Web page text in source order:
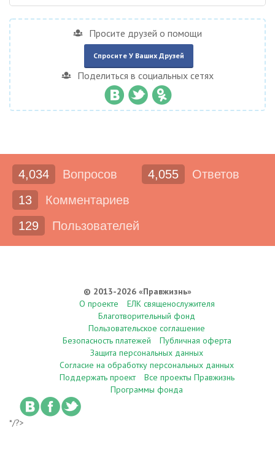
Просите друзей о помощи
Спросите У Ваших Друзей
Поделиться в социальных сетях
4,034 Вопросов 4,055
Ответов
13
Комментариев
129
Пользователей
© 2013-2026 «Правжизнь»
О проекте
ЕЛК священослужителя
Благотворительный фонд
Пользовательское соглашение
Безопасность платежей
Публичная оферта
Защита персональных данных
Согласие на обработку персональных данных
Поддержать проект
Все проекты Правжизнь
Программы фонда
*/?>